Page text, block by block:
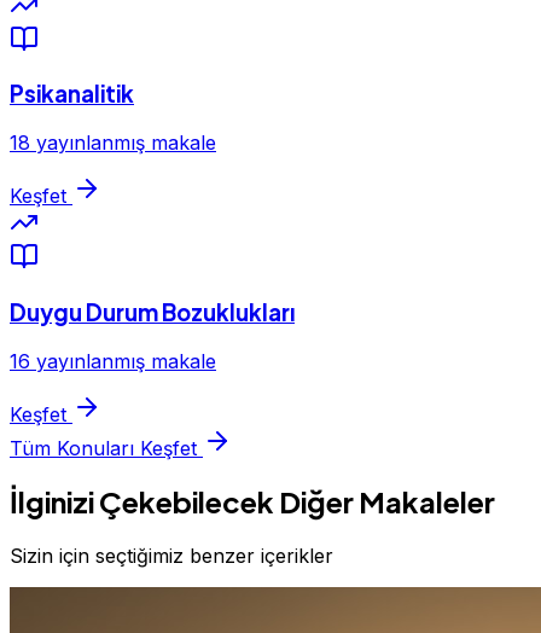
Psikanalitik
18 yayınlanmış makale
Keşfet
Duygu Durum Bozuklukları
16 yayınlanmış makale
Keşfet
Tüm Konuları Keşfet
İlginizi Çekebilecek Diğer Makaleler
Sizin için seçtiğimiz benzer içerikler